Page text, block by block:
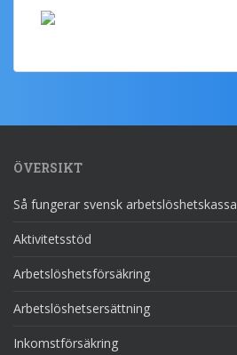
ÖVERSIKT
Så fungerar svensk arbetslöshetskassa
Aktivitetsstöd
Arbetslöshetsförsäkring
Arbetslöshetsersättning
Inkomstförsäkring